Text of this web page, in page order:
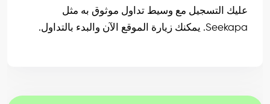
عليك التسجيل مع وسيط تداول موثوق به مثل
Seekapa. يمكنك زيارة الموقع الآن والبدء بالتداول.